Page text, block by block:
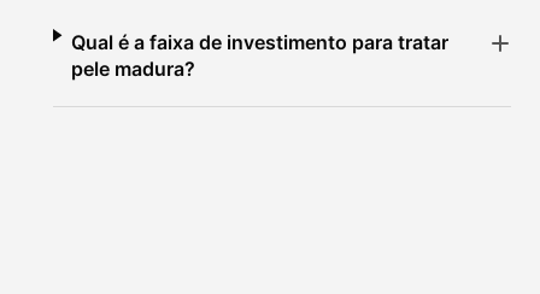
Qual é a faixa de investimento para tratar
pele madura?